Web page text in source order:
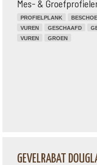
Mes- &
PROFIELPLANK
VUREN
GESCHAAFD
VUREN
GROEN
GEVELRABAT